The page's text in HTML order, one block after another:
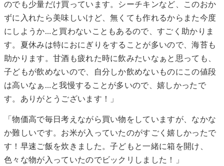
のでも少量だけ買っています。シーチキンなど、このおか
ずに入れたら美味しいけど、無くても作れるからまた今度
にしようか…と買わないこともあるので、すごく助かりま
す。夏休みは特におにぎりをすることが多いので、海苔も
助かります。甘酒も疲れた時に飲みたいなぁと思っても、
子どもが飲めないので、自分しか飲めないものにこの値段
は高いなぁ…と我慢することが多いので、嬉しかったで
す。ありがとうございます！」
「物価高で毎日考えながら買い物をしていますが、なかな
か難しいです。お米が入っていたのがすごく嬉しかったで
す！早速ご飯を炊きました。子どもと一緒に箱を開け、
色々な物が入っていたのでビックリしました！」